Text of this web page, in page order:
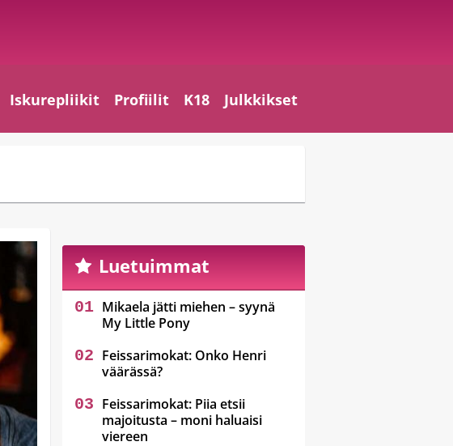
Iskurepliikit Profiilit K18 Julkkikset
Luetuimmat
Mikaela jätti miehen – syynä
My Little Pony
Feissarimokat: Onko Henri
väärässä?
Feissarimokat: Piia etsii
majoitusta – moni haluaisi
viereen